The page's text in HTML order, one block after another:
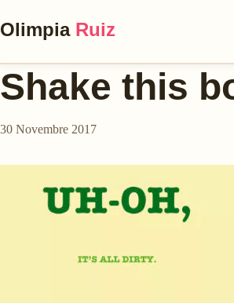
Olimpia Ruiz
Shake this
30 Novembre 2017